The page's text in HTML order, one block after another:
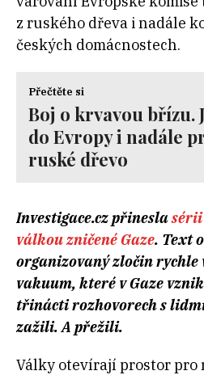
z ruského dřeva i nadále
českých domácnostech.
Přečtěte si
Boj o krvavou břízu.
do Evropy i nadále
ruské dřevo
Investigace.cz přineslasérii
válkou zničené Gaze. Text
organizovaný zločin rychle
vakuum, které v Gaze
třinácti rozhovorech s
zažili. A přežili.
Války otevírají prostor pro